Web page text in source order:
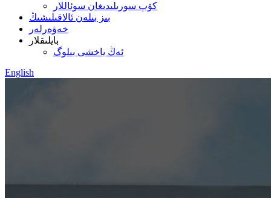
كۆپ سورىلىدىغان سوئاللار
بىز بىلەن ئالاقىلىشىڭ
خەۋەرلەر
بايلىقلار
ئەڭ ياخشى بىلوگ
English